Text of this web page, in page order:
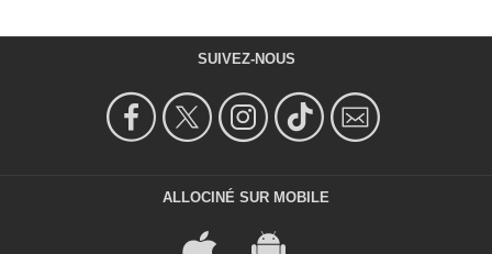
SUIVEZ-NOUS
ALLOCINÉ SUR MOBILE